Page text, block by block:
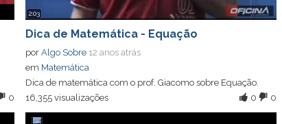
0
2:03
Dica de Matemática - Equação
por Algo Sobre 12 anos atrás
em Matemática
Dica de matemática com o prof. Giacomo sobre Equação.
0
0
16,355 visualizações